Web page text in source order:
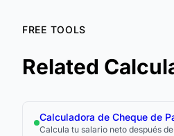
FREE TOOLS
Related
Calculadora de Cheque de
Calcula tu salario neto después